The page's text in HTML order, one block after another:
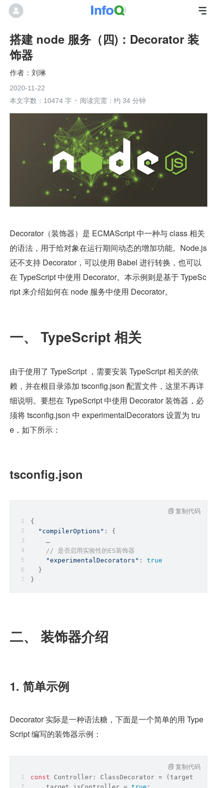
搭建 node 服务（四)：Decorator 装
饰器
刘琳
2020-11-22
本文字数：10474 字
阅读完需：约 34 分钟
Decorator（装饰器）是 ECMAScript 中一种与 class 相关
的语法，用于给对象在运行期间动态的增加功能。Node.js
还不支持 Decorator，可以使用 Babel 进行转换，也可以
在 TypeScript 中使用 Decorator。本示例则是基于 TypeSc
ript 来介绍如何在 node 服务中使用 Decorator。
一、 TypeScript 相关
由于使用了 TypeScript ，需要安装 TypeScript 相关的依
赖，并在根目录添加 tsconfig.json 配置文件，这里不再详
细说明。要想在 TypeScript 中使用 Decorator 装饰器，必
须将 tsconfig.json 中 experimentalDecorators 设置为 tru
e，如下所示：
tsconfig.json
{
"compilerOptions" : {
    …
// 是否启用实验性的ES装饰器
"experimentalDecorators" : true
  }
}
复制代码
二、 装饰器介绍
1. 简单示例
Decorator 实际是一种语法糖，下面是一个简单的用 Type
Script 编写的装饰器示例：
const Controller: ClassDecorator = ( target:
复制代码